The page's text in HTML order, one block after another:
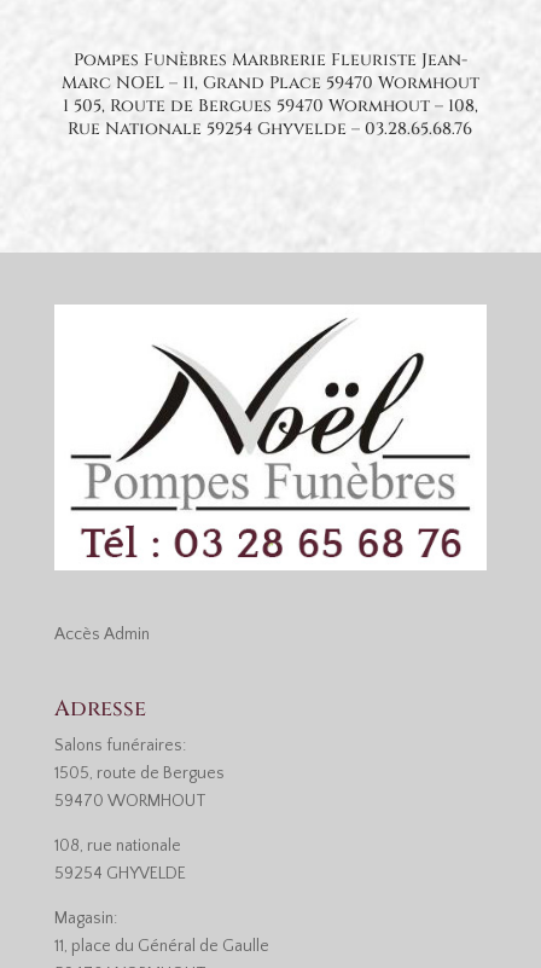
Pompes Funèbres Marbrerie Fleuriste Jean-
Marc NOEL – 11, Grand Place 59470 Wormhout
1 505, Route de Bergues 59470 Wormhout – 108,
Rue Nationale 59254 Ghyvelde – 03.28.65.68.76
Accès Admin
Adresse
Salons funéraires:
1505, route de Bergues
59470 WORMHOUT
108, rue nationale
59254 GHYVELDE
Magasin:
11, place du Général de Gaulle